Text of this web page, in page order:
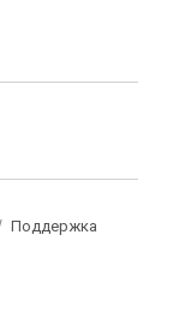
Поддержка